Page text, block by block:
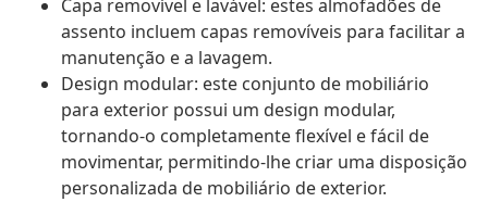
Capa removível e lavável: estes almofadões de
assento incluem capas removíveis para facilitar a
manutenção e a lavagem.
Design modular: este conjunto de mobiliário
para exterior possui um design modular,
tornando-o completamente flexível e fácil de
movimentar, permitindo-lhe criar uma disposição
personalizada de mobiliário de exterior.